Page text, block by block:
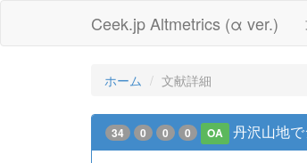
Ceek.jp Altmetrics (α ver.)
ホーム 文献詳細
34 0 0 0 OA 丹沢山地